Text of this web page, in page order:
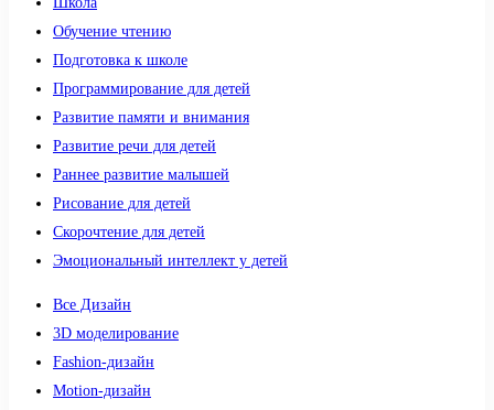
Обучение чтению
Подготовка к школе
Программирование для детей
Развитие памяти и внимания
Развитие речи для детей
Раннее развитие малышей
Рисование для детей
Скорочтение для детей
Эмоциональный интеллект у детей
Все Дизайн
3D моделирование
Fashion-дизайн
Motion-дизайн